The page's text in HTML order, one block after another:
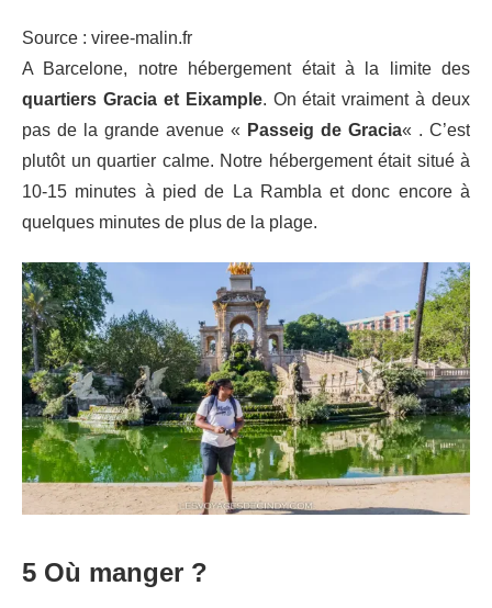
Source : viree-malin.fr
A Barcelone, notre hébergement était à la limite des
quartiers Gracia et Eixample. On était vraiment à deux
pas de la grande avenue « Passeig de Gracia« . C’est
plutôt un quartier calme. Notre hébergement était situé à
10-15 minutes à pied de La Rambla et donc encore à
quelques minutes de plus de la plage.
5 Où manger ?